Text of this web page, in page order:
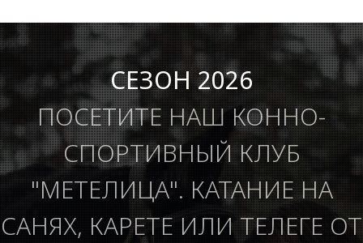
СЕЗОН 2026
ПОСЕТИТЕ НАШ КОННО-
СПОРТИВНЫЙ КЛУБ
"МЕТЕЛИЦА". КАТАНИЕ НА
САНЯХ, КАРЕТЕ ИЛИ ТЕЛЕГЕ ОТ